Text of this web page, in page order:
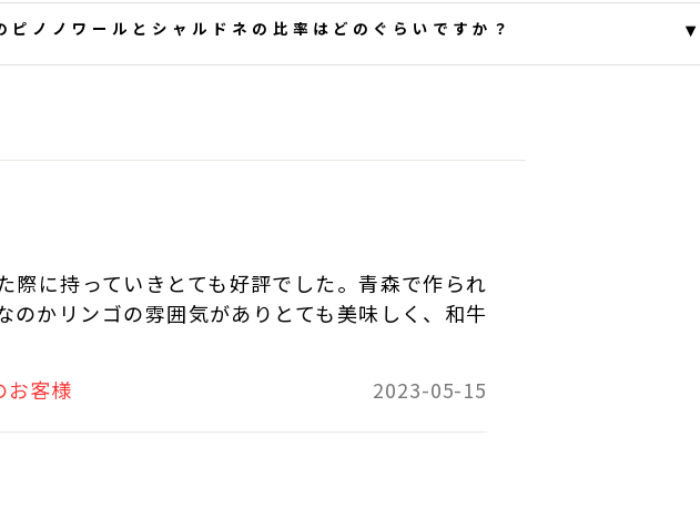
ィンテージはシャルドネ約７０％、ピノ・ノワール約３０％での
なっております。
お問い合わせへの回答は下記の通りとなります。
よろしくお願いいたします。
おり）と接触させながら熟成（シュール・リー）を行うことにより、澱
りの複雑さが増します。
イナリー
ただき誠にありがとうございます。
ノノワールとシャルドネの比率はどのぐらいですか？ ▾
ルドネ48％の比率となっております。
イナリー
際に持っていきとても好評でした。青森で作られ
のかリンゴの雰囲気がありとても美味しく、和牛
お客様 2023-05-15